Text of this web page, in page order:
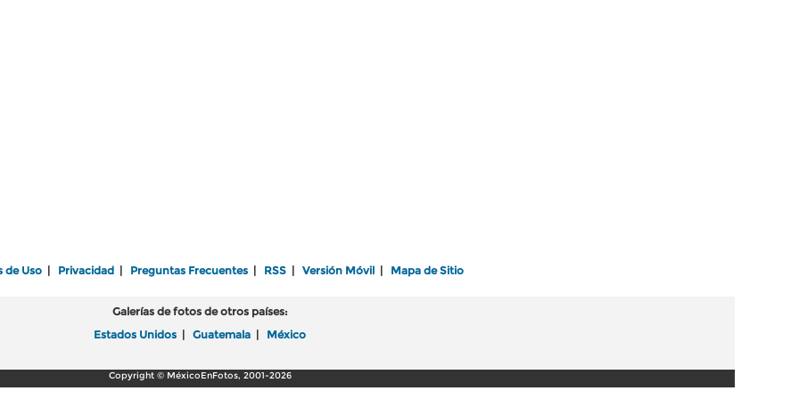
de Uso Privacidad Preguntas Frecuentes RSS Versión Móvil Mapa de Sitio
Galerías de fotos de otros países:
Estados Unidos
Guatemala México
Copyright © MéxicoEnFotos, 2001-2026